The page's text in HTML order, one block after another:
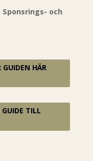
och
GUIDEN HÄR
TILL